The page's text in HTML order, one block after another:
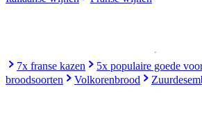
7x franse kazen 5x populaire goede
broodsoorten
Volkorenbrood